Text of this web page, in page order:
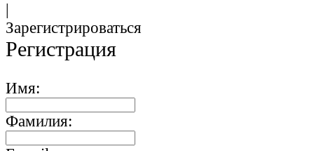
|
Зарегистрироваться
Регистрация
Имя:
Фамилия: